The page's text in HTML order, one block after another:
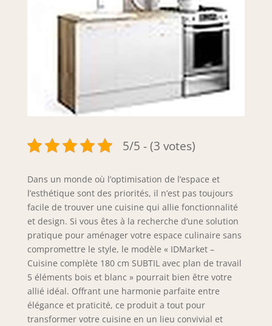
5/5 - (3 votes)
Dans un monde où l’optimisation de l’espace et
l’esthétique sont des priorités, il n’est pas toujours
facile de trouver une cuisine qui allie fonctionnalité
et design. Si vous êtes à la recherche d’une solution
pratique pour aménager votre espace culinaire sans
compromettre le style, le modèle « IDMarket –
Cuisine complète 180 cm SUBTIL avec plan de travail
5 éléments bois et blanc » pourrait bien être votre
allié idéal. Offrant une harmonie parfaite entre
élégance et praticité, ce produit a tout pour
transformer votre cuisine en un lieu convivial et